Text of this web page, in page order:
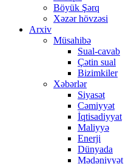
Böyük Şərq
Xəzər hövzəsi
Arxiv
Müsahibə
Sual-cavab
Çətin sual
Bizimkiler
Xəbərlər
Siyasət
Cəmiyyət
İqtisadiyyat
Maliyyə
Enerji
Dünyada
Mədəniyyət